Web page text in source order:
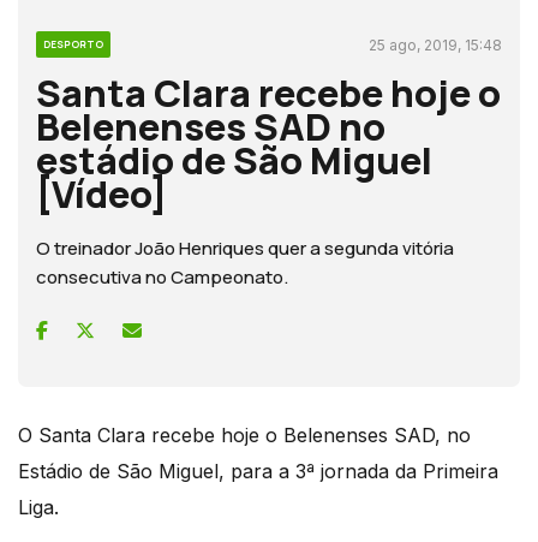
DESPORTO 25 ago, 2019, 15:48
Santa Clara recebe hoje o
Belenenses SAD no
estádio de São Miguel
[Vídeo]
O treinador João Henriques quer a segunda vitória
consecutiva no Campeonato.
O Santa Clara recebe hoje o Belenenses SAD, no
Estádio de São Miguel, para a 3ª jornada da Primeira
Liga.